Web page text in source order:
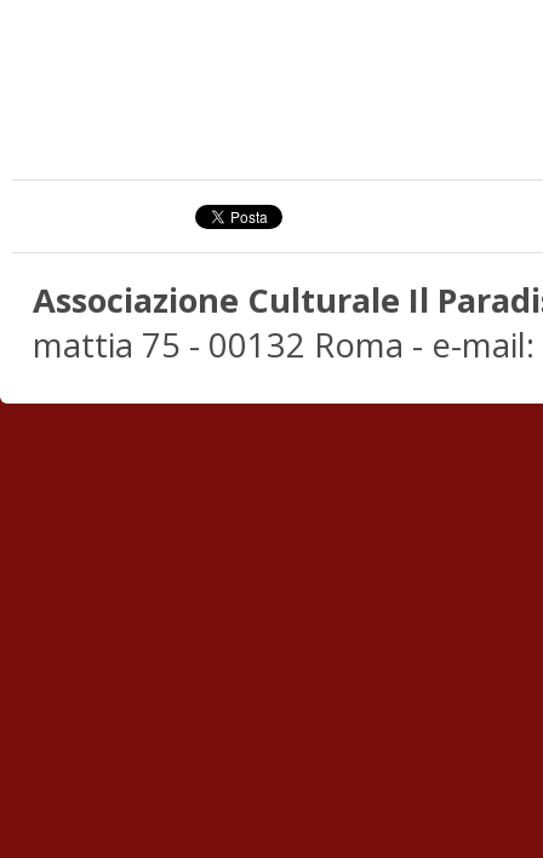
Associazione Culturale Il
mattia 75 - 00132 Roma - e-mail: